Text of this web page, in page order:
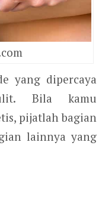
yang dipercaya
Bila kamu
pijatlah bagian
lainnya yang